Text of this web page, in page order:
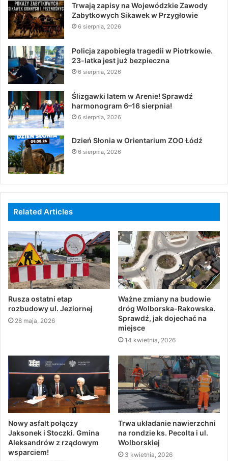
Trwają zapisy na Wojewódzkie Zawody
Zabytkowych Sikawek w Przygłowie
6 sierpnia, 2026
Policja zapobiegła tragedii w Piotrkowie.
23-latka jest już bezpieczna
6 sierpnia, 2026
Ślizgawki latem w Arenie! Sprawdź
harmonogram 6–16 sierpnia!
6 sierpnia, 2026
Dzień Słonia w Orientarium ZOO Łódź
6 sierpnia, 2026
Related Articles
Rusza ostatni etap
rozbudowy ul. Jeziornej
28 maja, 2026
Ważne zmiany na budowie
dróg Wolborska-Rakowska.
Sprawdź, jak dojechać na
miejsce
14 kwietnia, 2026
Nowy asfalt połączy
Jaksonek i Stoczki. Gmina
Aleksandrów z rządowym
wsparciem!
Trwa układanie nawierzchni
na rondzie ks. Pecolta i ul.
Wolborskiej
3 kwietnia, 2026